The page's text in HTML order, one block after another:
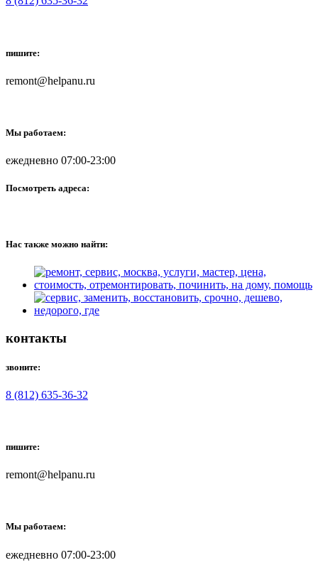
пишите:
remont@helpanu.ru
Мы работаем:
ежедневно 07:00-23:00
Посмотреть адреса:
Нас также можно найти:
контакты
звоните:
8 (812) 635-36-32
пишите:
remont@helpanu.ru
Мы работаем:
ежедневно 07:00-23:00